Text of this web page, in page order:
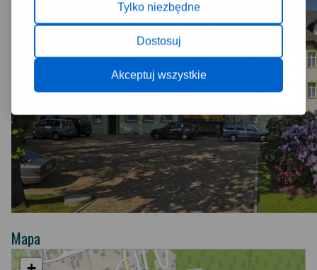
Tylko niezbędne
Dostosuj
Akceptuj wszystkie
Mapa